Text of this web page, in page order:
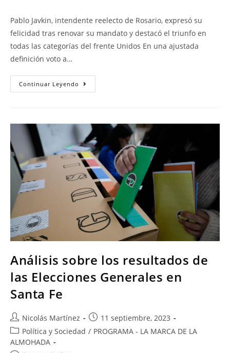
Pablo Javkin, intendente reelecto de Rosario, expresó su
felicidad tras renovar su mandato y destacó el triunfo en
todas las categorías del frente Unidos En una ajustada
definición voto a…
Continuar Leyendo
Análisis sobre los resultados de
las Elecciones Generales en
Santa Fe
Nicolás Martínez
11 septiembre, 2023
Política y Sociedad / PROGRAMA - LA MARCA DE LA
ALMOHADA